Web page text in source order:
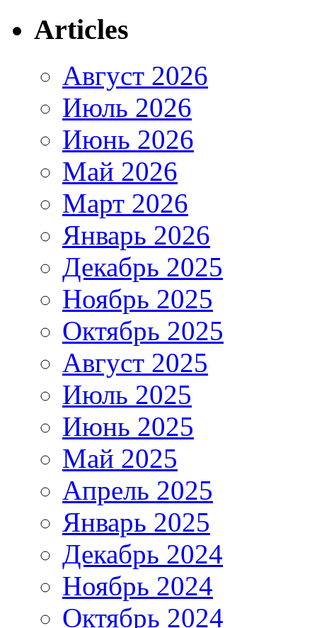
Articles
Август 2026
Июль 2026
Июнь 2026
Май 2026
Март 2026
Январь 2026
Декабрь 2025
Ноябрь 2025
Октябрь 2025
Август 2025
Июль 2025
Июнь 2025
Май 2025
Апрель 2025
Январь 2025
Декабрь 2024
Ноябрь 2024
Октябрь 2024